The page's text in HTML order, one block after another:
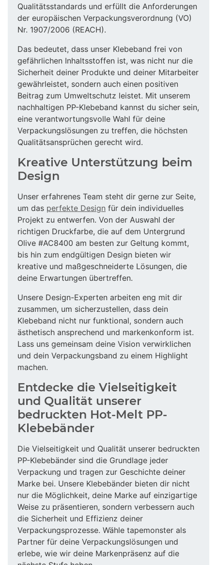
Qualitätsstandards und erfüllt die Anforderungen
der europäischen Verpackungsverordnung (VO)
Nr. 1907/2006 (REACH).
Das bedeutet, dass unser Klebeband frei von
gefährlichen Inhaltsstoffen ist, was nicht nur die
Sicherheit deiner Produkte und deiner Mitarbeiter
gewährleistet, sondern auch einen positiven
Beitrag zum Umweltschutz leistet. Mit unserem
nachhaltigen PP-Klebeband kannst du sicher sein,
eine verantwortungsvolle Wahl für deine
Verpackungslösungen zu treffen, die höchsten
Qualitätsansprüchen gerecht wird.
Kreative Unterstützung beim
Design
Unser erfahrenes Team steht dir gerne zur Seite,
um das perfekte Design für dein individuelles
Projekt zu entwerfen. Von der Auswahl der
richtigen Druckfarbe, die auf dem Untergrund
Olive #AC8400 am besten zur Geltung kommt,
bis hin zum endgültigen Design bieten wir
kreative und maßgeschneiderte Lösungen, die
deine Erwartungen übertreffen.
Unsere Design-Experten arbeiten eng mit dir
zusammen, um sicherzustellen, dass dein
Klebeband nicht nur funktional, sondern auch
ästhetisch ansprechend und markenkonform ist.
Lass uns gemeinsam deine Vision verwirklichen
und dein Verpackungsband zu einem Highlight
machen.
Entdecke die Vielseitigkeit
und Qualität unserer
bedruckten Hot-Melt PP-
Klebebänder
Die Vielseitigkeit und Qualität unserer bedruckten
PP-Klebebänder sind die Grundlage jeder
Verpackung und tragen zur Geschichte deiner
Marke bei. Unsere Klebebänder bieten dir nicht
nur die Möglichkeit, deine Marke auf einzigartige
Weise zu präsentieren, sondern verbessern auch
die Sicherheit und Effizienz deiner
Verpackungsprozesse. Wähle tapemonster als
Partner für deine Verpackungslösungen und
erlebe, wie wir deine Markenpräsenz auf die